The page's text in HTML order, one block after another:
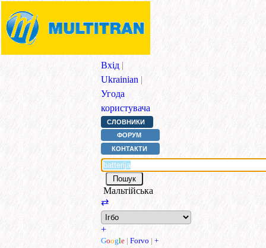
Вхід |
Ukrainian |
Угода
користувача
СЛОВНИКИ
ФОРУМ
КОНТАКТИ
Мальтійська
⇄
+
Google | Forvo | +